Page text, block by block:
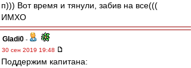
п))) Вот время и тянули, забив на все(((
ИМХО
Gladi0 -
30 сен 2019 19:48
Поддержим капитана: